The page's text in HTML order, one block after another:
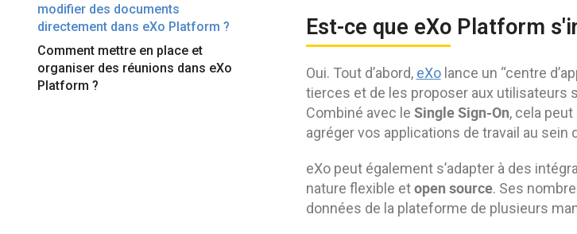
modifier des documents
directement dans eXo Platform ?
Comment mettre en place et
organiser des réunions dans eXo
Platform ?
Est-ce que eXo Platform
Oui. Tout d’abord, eXolance un “centre
tierces et de les proposer aux utilisateurs
Combiné avec le SingleSign-On, cela
agréger vos applications de travail au sein
eXo peut également s’adapter à des
nature flexible etopen source. Ses
données de la plateforme de plusieurs